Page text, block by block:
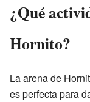
¿Qué
Hornito?
La arena de
es perfecta para